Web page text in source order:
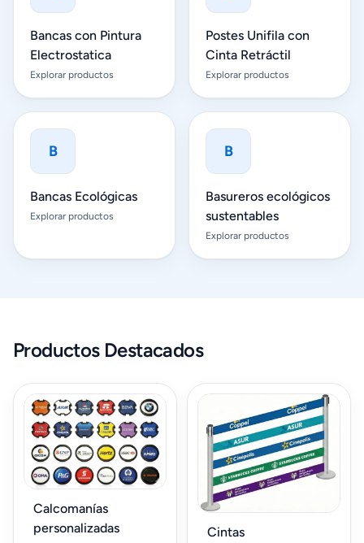
Bancas con Pintura
Electrostatica
Explorar productos
Postes Unifila con
Cinta Retráctil
Explorar productos
B
Bancas Ecológicas
Explorar productos
B
Basureros ecológicos
sustentables
Explorar productos
Productos Destacados
Calcomanías
personalizadas
Cintas